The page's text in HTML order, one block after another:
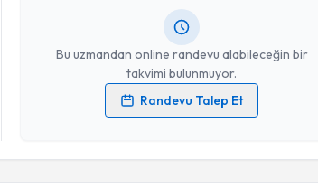
Bu uzmandan online randevu alabileceğin bir
takvimi bulunmuyor.
Randevu Talep Et
Kişisel verilerimin işlenmesine ilişkinAydınlatma Metni
Randevu Takvimi Talebi